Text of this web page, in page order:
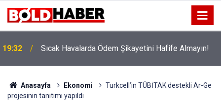
19:32 Sıcak Havalarda Ödem Şikayetini Hafife Almayın!
Anasayfa Ekonomi
Turkcell’in TÜBİTAK destekli Ar-Ge
projesinin tanıtımı yapıldı